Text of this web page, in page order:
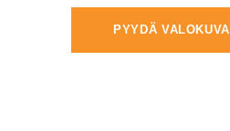
PYYDÄ VALOKUVA